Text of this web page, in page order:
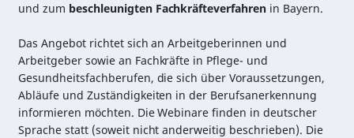
und zum beschleunigten Fachkräfteverfahren in Bayern.
Das Angebot richtet sich an Arbeitgeberinnen und
Arbeitgeber sowie an Fachkräfte in Pflege- und
Gesundheitsfachberufen, die sich über Voraussetzungen,
Abläufe und Zuständigkeiten in der Berufsanerkennung
informieren möchten. Die Webinare finden in deutscher
Sprache statt (soweit nicht anderweitig beschrieben). Die